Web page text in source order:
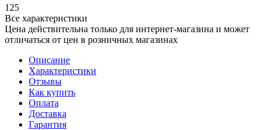
125
Все характеристики
Цена действительна только для интернет-магазина и может
отличаться от цен в розничных магазинах
Описание
Характеристики
Отзывы
Как купить
Оплата
Доставка
Гарантия